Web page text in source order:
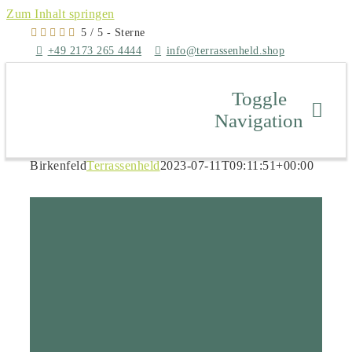
Zum Inhalt springen
5 / 5 - Sterne
+49 2173 265 4444
info@terrassenheld.shop
Toggle
Navigation
Jetzt
Über uns
BirkenfeldTerrassenheld2023-07-11T09:11:51+00:00